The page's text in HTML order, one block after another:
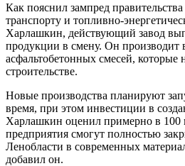
Как пояснил зампред
транспорту и топливно-
Харлашкин, действующий завод
продукции в смену. Он производит
асфальтобетонных смесей,
строительстве.
Новые производства планируют
время, при этом инвестиции в
Харлашкин оценил примерно в 100
предприятия смогут полностью
Ленобласти в современных
добавил он.